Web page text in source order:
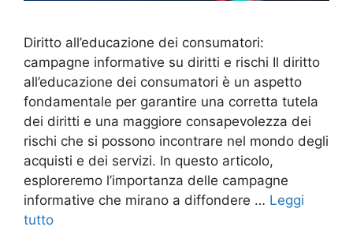
Diritto all’educazione dei consumatori:
campagne informative su diritti e rischi Il diritto
all’educazione dei consumatori è un aspetto
fondamentale per garantire una corretta tutela
dei diritti e una maggiore consapevolezza dei
rischi che si possono incontrare nel mondo degli
acquisti e dei servizi. In questo articolo,
esploreremo l’importanza delle campagne
informative che mirano a diffondere … Leggi
tutto